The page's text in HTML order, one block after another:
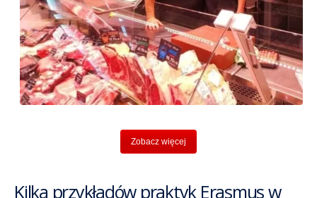
Zobacz więcej
Kilka przykładów praktyk Erasmus w